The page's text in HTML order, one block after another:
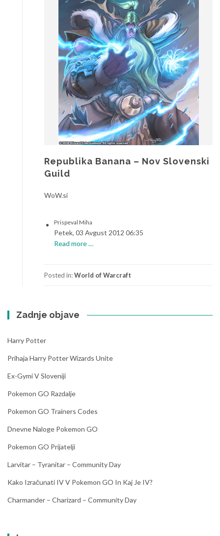
Republika Banana – Nov Slovenski
Guild
WoW.si
Prispeval Miha
Petek, 03 Avgust 2012 06:35
Read more
u
i
n
a
o
S
…
Posted in:World of Warcraft
Zadnje objave
Harry Potter
Prihaja Harry Potter Wizards Unite
Ex-Gymi V Sloveniji
Pokemon GO Razdalje
Pokemon GO Trainers Codes
Dnevne Naloge Pokemon GO
Pokemon GO Prijatelji
Larvitar – Tyranitar – Community Day
Kako Izračunati IV V Pokemon GO In Kaj Je IV?
Charmander – Charizard – Community Day